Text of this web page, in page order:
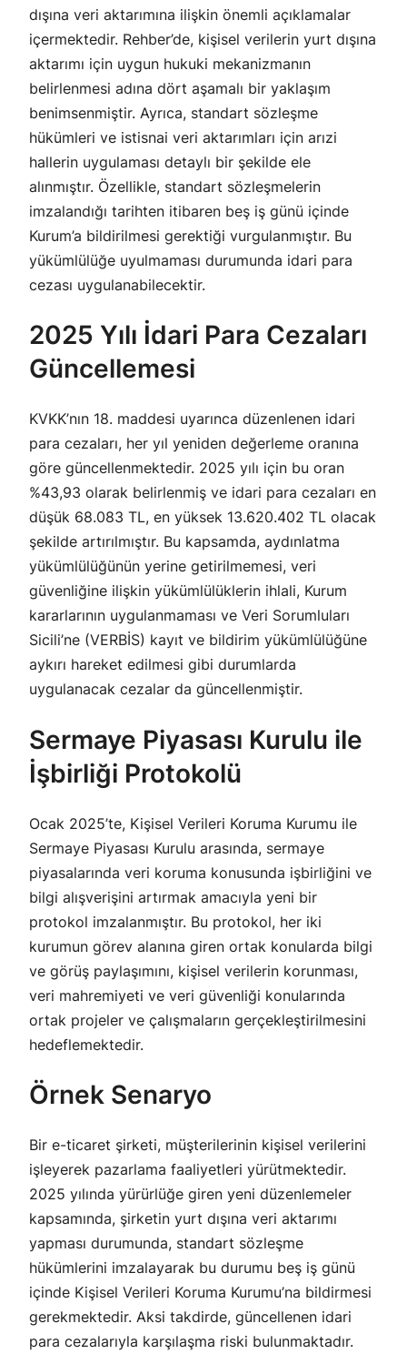
dışına veri aktarımına ilişkin önemli açıklamalar
içermektedir. Rehber’de, kişisel verilerin yurt dışına
aktarımı için uygun hukuki mekanizmanın
belirlenmesi adına dört aşamalı bir yaklaşım
benimsenmiştir. Ayrıca, standart sözleşme
hükümleri ve istisnai veri aktarımları için arızi
hallerin uygulaması detaylı bir şekilde ele
alınmıştır. Özellikle, standart sözleşmelerin
imzalandığı tarihten itibaren beş iş günü içinde
Kurum’a bildirilmesi gerektiği vurgulanmıştır. Bu
yükümlülüğe uyulmaması durumunda idari para
cezası uygulanabilecektir.
2025 Yılı İdari Para Cezaları
Güncellemesi
KVKK’nın 18. maddesi uyarınca düzenlenen idari
para cezaları, her yıl yeniden değerleme oranına
göre güncellenmektedir. 2025 yılı için bu oran
%43,93 olarak belirlenmiş ve idari para cezaları en
düşük 68.083 TL, en yüksek 13.620.402 TL olacak
şekilde artırılmıştır. Bu kapsamda, aydınlatma
yükümlülüğünün yerine getirilmemesi, veri
güvenliğine ilişkin yükümlülüklerin ihlali, Kurum
kararlarının uygulanmaması ve Veri Sorumluları
Sicili’ne (VERBİS) kayıt ve bildirim yükümlülüğüne
aykırı hareket edilmesi gibi durumlarda
uygulanacak cezalar da güncellenmiştir.
Sermaye Piyasası Kurulu ile
İşbirliği Protokolü
Ocak 2025’te, Kişisel Verileri Koruma Kurumu ile
Sermaye Piyasası Kurulu arasında, sermaye
piyasalarında veri koruma konusunda işbirliğini ve
bilgi alışverişini artırmak amacıyla yeni bir
protokol imzalanmıştır. Bu protokol, her iki
kurumun görev alanına giren ortak konularda bilgi
ve görüş paylaşımını, kişisel verilerin korunması,
veri mahremiyeti ve veri güvenliği konularında
ortak projeler ve çalışmaların gerçekleştirilmesini
hedeflemektedir.
Örnek Senaryo
Bir e-ticaret şirketi, müşterilerinin kişisel verilerini
işleyerek pazarlama faaliyetleri yürütmektedir.
2025 yılında yürürlüğe giren yeni düzenlemeler
kapsamında, şirketin yurt dışına veri aktarımı
yapması durumunda, standart sözleşme
hükümlerini imzalayarak bu durumu beş iş günü
içinde Kişisel Verileri Koruma Kurumu’na bildirmesi
gerekmektedir. Aksi takdirde, güncellenen idari
para cezalarıyla karşılaşma riski bulunmaktadır.